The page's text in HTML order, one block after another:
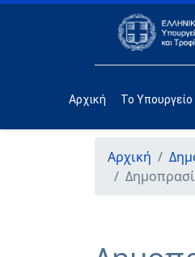
Αρχική Το Υπουργείο
Αρχική